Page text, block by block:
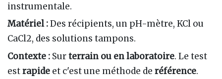
instrumentale.
Matériel :Des récipients, un pH-mètre, KCl ou
CaCl2, des solutions tampons.
Contexte : Surterrain ou en laboratoire. Le test
estrapide et c'est une méthode de référence.